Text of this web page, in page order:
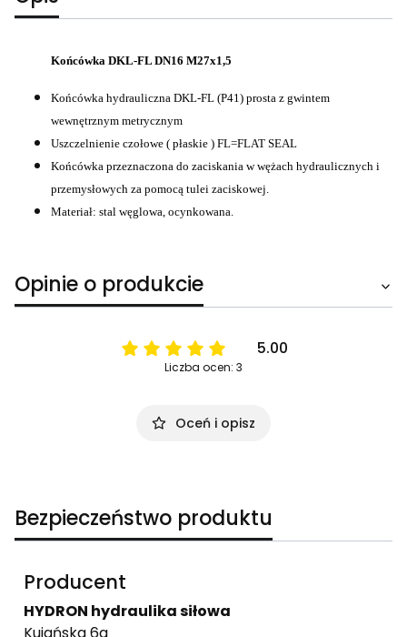
Końcówka DKL-FL DN16 M27x1,5
Końcówka hydrauliczna DKL-FL (P41) prosta z gwintem
wewnętrznym metrycznym
Uszczelnienie czołowe ( płaskie ) FL=FLAT SEAL
Końcówka przeznaczona do zaciskania w wężach hydraulicznych i
przemysłowych za pomocą tulei zaciskowej.
Materiał: stal węglowa, ocynkowana.
Opinie o produkcie
5.00
Liczba ocen: 3
Oceń i opisz
Bezpieczeństwo produktu
Producent
HYDRON hydraulika siłowa